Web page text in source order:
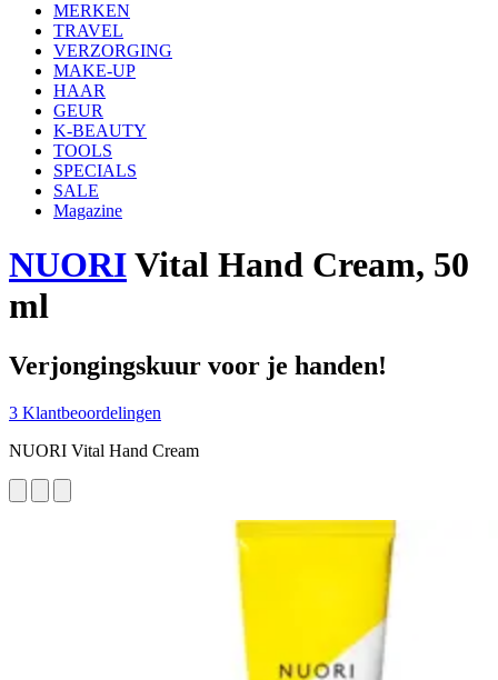
MERKEN
TRAVEL
VERZORGING
MAKE-UP
HAAR
GEUR
K-BEAUTY
TOOLS
SPECIALS
SALE
Magazine
NUORIVital Hand Cream, 50
ml
Verjongingskuur voor je handen!
3 Klantbeoordelingen
NUORI Vital Hand Cream